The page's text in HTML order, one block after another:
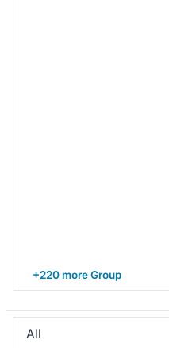
+220 more Group
All